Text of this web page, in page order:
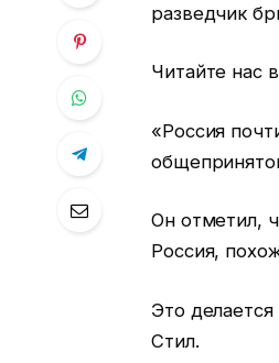
разведчик
Читайте нас
«Россия
Он отметил,
Россия,
Это
Стил.